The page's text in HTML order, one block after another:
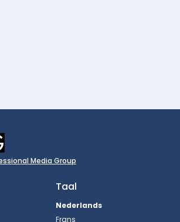
Media Group
Taal
Nederlands
Frans